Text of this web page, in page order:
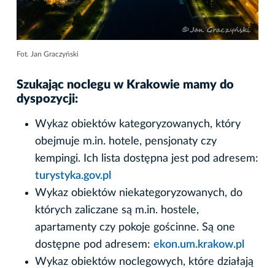
Fot. Jan Graczyński
Szukając noclegu w Krakowie mamy do
dyspozycji:
Wykaz obiektów kategoryzowanych, który
obejmuje m.in. hotele, pensjonaty czy
kempingi. Ich lista dostępna jest pod adresem:
turystyka.gov.pl
Wykaz obiektów niekategoryzowanych, do
których zaliczane są m.in. hostele,
apartamenty czy pokoje gościnne. Są one
dostępne pod adresem: ekon.um.krakow.pl
Wykaz obiektów noclegowych, które działają